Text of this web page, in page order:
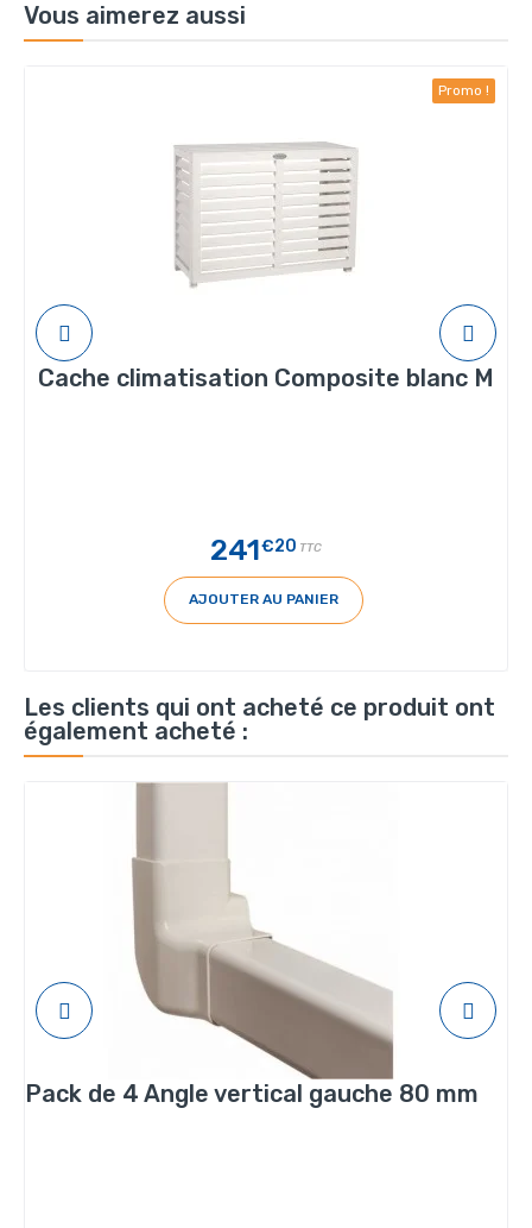
Vous aimerez aussi
Promo !
Cache climatisation Composite blanc M
241€20 TTC
AJOUTER AU PANIER
Les clients qui ont acheté ce produit ont
également acheté :
Pack de 4 Angle vertical gauche 80 mm